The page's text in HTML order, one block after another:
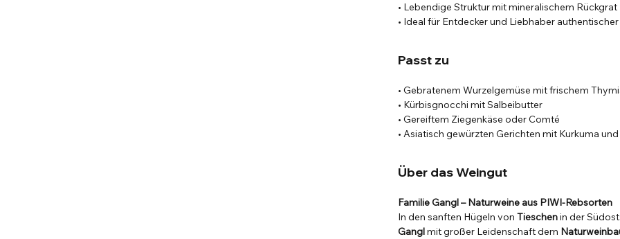
• Lebendige Struktur mit mineralischem Rückgrat
• Ideal für Entdecker und Liebhaber
Passt zu
• Gebratenem Wurzelgemüse mit frischem
• Kürbisgnocchi mit Salbeibutter
• Gereiftem Ziegenkäse oder Comté
• Asiatisch gewürzten Gerichten mit Kurkuma
Über das Weingut
Familie Gangl – Naturweine aus PIWI-Rebsorten
In den sanften Hügeln vonTieschenin der
Ganglmit großer Leidenschaft dem